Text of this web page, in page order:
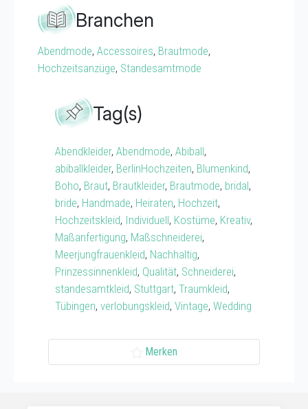
Branchen
Abendmode, Accessoires, Brautmode,
Hochzeitsanzüge, Standesamtmode
Tag(s)
Abendkleider, Abendmode, Abiball,
abiballkleider, BerlinHochzeiten, Blumenkind,
Boho, Braut, Brautkleider, Brautmode, bridal,
bride, Handmade, Heiraten, Hochzeit,
Hochzeitskleid, Individuell, Kostüme, Kreativ,
Maßanfertigung, Maßschneiderei,
Meerjungfrauenkleid, Nachhaltig,
Prinzessinnenkleid, Qualität, Schneiderei,
standesamtkleid, Stuttgart, Traumkleid,
Tübingen, verlobungskleid, Vintage, Wedding
Merken